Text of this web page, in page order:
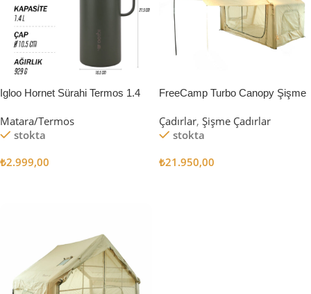
Igloo Hornet Sürahi Termos 1.4
Matara/Termos
stokta
₺2.999,00
FreeCamp Turbo Canopy Şişme
Çadırlar, Şişme Çadırlar
stokta
₺21.950,00